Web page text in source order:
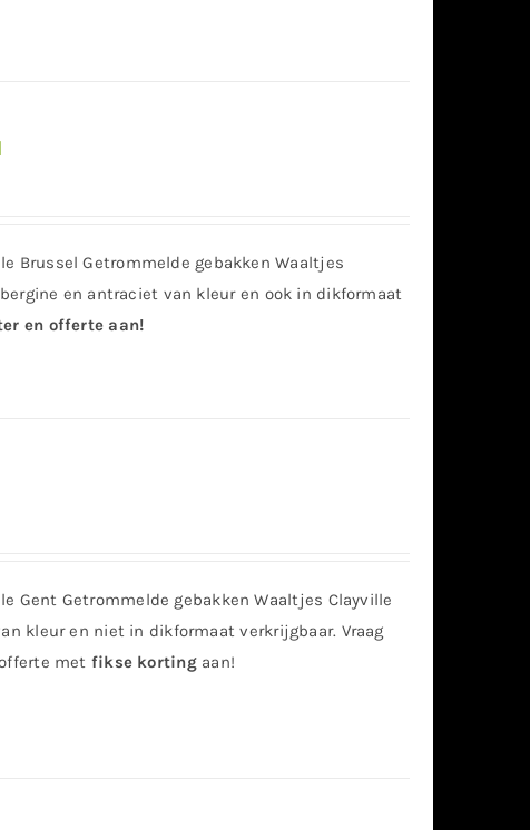
Brussel Getrommelde gebakken Waaltjes
en antraciet van kleur en ook in dikformaat
en offerte aan!
Gent Getrommelde gebakken Waaltjes Clayville
kleur en niet in dikformaat verkrijgbaar. Vraag
met fikse korting aan!